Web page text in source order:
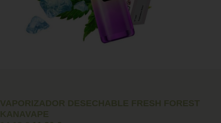
VAPORIZADOR DESECHABLE FRESH FOREST
KANAVAPE